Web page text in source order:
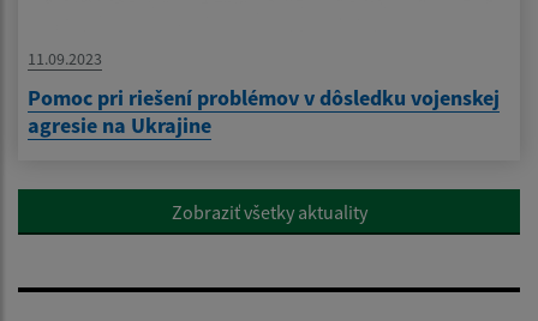
11.09.2023
Pomoc pri riešení problémov v dôsledku vojenskej
agresie na Ukrajine
Zobraziť všetky aktuality